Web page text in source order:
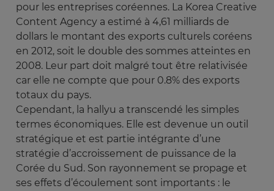
pour les entreprises coréennes. La Korea Creative
Content Agency a estimé à 4,61 milliards de
dollars le montant des exports culturels coréens
en 2012, soit le double des sommes atteintes en
2008. Leur part doit malgré tout être relativisée
car elle ne compte que pour 0.8% des exports
totaux du pays.
Cependant, la hallyu a transcendé les simples
termes économiques. Elle est devenue un outil
stratégique et est partie intégrante d’une
stratégie d’accroissement de puissance de la
Corée du Sud. Son rayonnement se propage et
ses effets d’écoulement sont importants : le